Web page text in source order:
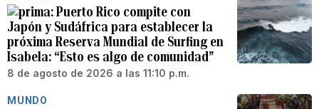
Puerto Rico compite con
Japón y Sudáfrica para establecer la
próxima Reserva Mundial de Surfing en
Isabela: “Esto es algo de comunidad”
8 de agosto de 2026 a las 11:10 p.m.
MUNDO